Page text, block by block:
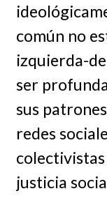
común no
izquierda-
ser
sus
redes
colectivistas
justicia